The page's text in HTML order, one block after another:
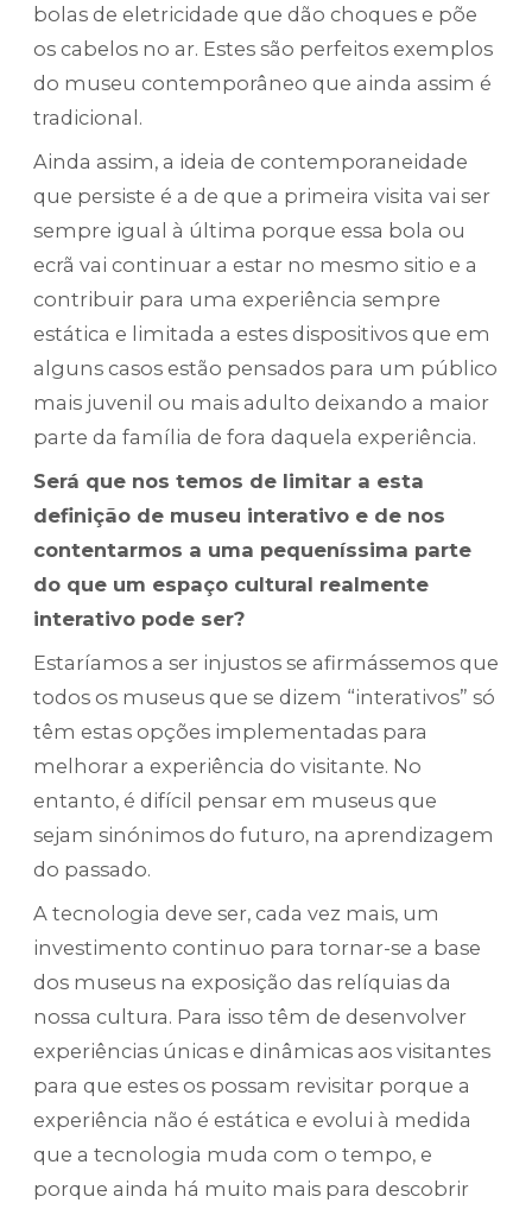
bolas de eletricidade que dão choques e põe
os cabelos no ar. Estes são perfeitos exemplos
do museu contemporâneo que ainda assim é
tradicional.
Ainda assim, a ideia de contemporaneidade
que persiste é a de que a primeira visita vai ser
sempre igual à última porque essa bola ou
ecrã vai continuar a estar no mesmo sitio e a
contribuir para uma experiência sempre
estática e limitada a estes dispositivos que em
alguns casos estão pensados para um público
mais juvenil ou mais adulto deixando a maior
parte da família de fora daquela experiência.
Será que nos temos de limitar a esta
definição de museu interativo e de nos
contentarmos a uma pequeníssima parte
do que um espaço cultural realmente
interativo pode ser?
Estaríamos a ser injustos se afirmássemos que
todos os museus que se dizem “interativos” só
têm estas opções implementadas para
melhorar a experiência do visitante. No
entanto, é difícil pensar em museus que
sejam sinónimos do futuro, na aprendizagem
do passado.
A tecnologia deve ser, cada vez mais, um
investimento continuo para tornar-se a base
dos museus na exposição das relíquias da
nossa cultura. Para isso têm de desenvolver
experiências únicas e dinâmicas aos visitantes
para que estes os possam revisitar porque a
experiência não é estática e evolui à medida
que a tecnologia muda com o tempo, e
porque ainda há muito mais para descobrir